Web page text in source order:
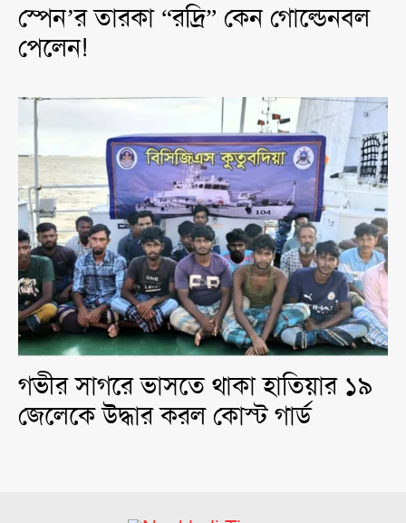
স্পেন’র তারকা “রদ্রি” কেন গোল্ডেনবল
পেলেন!
গভীর সাগরে ভাসতে থাকা হাতিয়ার ১৯
জেলেকে উদ্ধার করল কোস্ট গার্ড